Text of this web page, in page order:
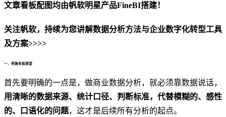
文章看板配图均由帆软明星产品FineBI搭建！
关注帆软，持续为您讲解数据分析方法与企业数字化转型工具
及方案>>>>
一、明确老板期望
首先要明确的一点是，做商业数据分析，就必须靠数据说话，
用清晰的数据来源、统计口径、判断标准，代替模糊的、感性
的、口语化的问题，这才是后续所有分析的起点。